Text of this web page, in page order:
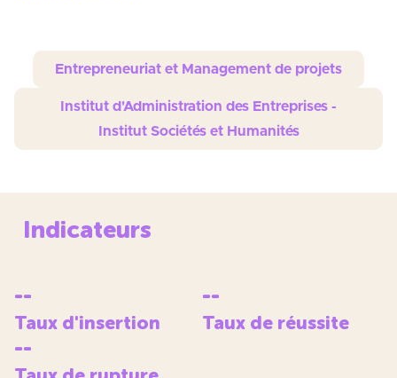
Entrepreneuriat et Management de projets
Institut d'Administration des Entreprises -
Institut Sociétés et Humanités
Indicateurs
--
Taux d'insertion
--
Taux de réussite
--